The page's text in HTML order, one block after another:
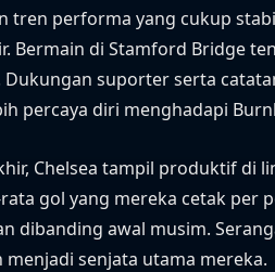
tren performa yang cukup
Bermain di Stamford Bridge
Dukungan suporter serta
percaya diri menghadapi
Chelsea tampil produktif di
gol yang mereka cetak per
dibanding awal musim.
senjata utama mereka.